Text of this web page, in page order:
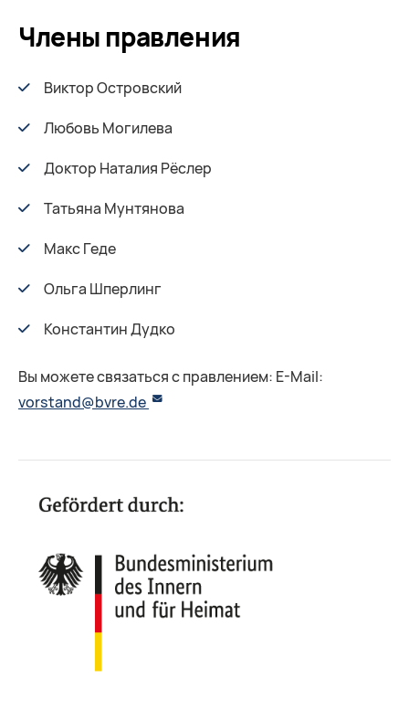
Члены правления
Виктор Островский
Любовь Могилева
Доктор Наталия Рёслер
Татьяна Мунтянова
Макс Геде
Ольга Шперлинг
Константин Дудко
Вы можете связаться с правлением: E-Mail:
vorstand@bvre.de